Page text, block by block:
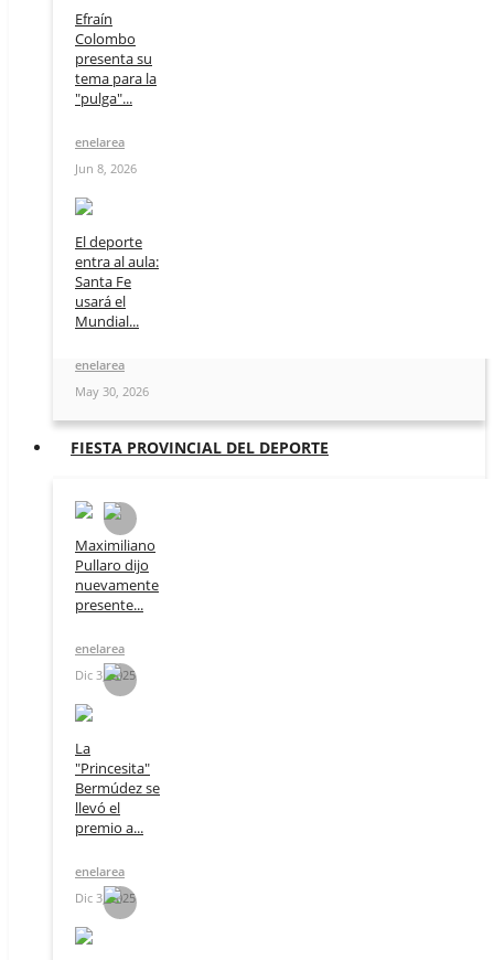
Efraín
Colombo
presenta su
tema para la
"pulga"...
enelarea
Jun 8, 2026
El deporte
entra al aula:
Santa Fe
usará el
Mundial...
enelarea
May 30, 2026
FIESTA PROVINCIAL DEL DEPORTE
Maximiliano
Pullaro dijo
nuevamente
presente...
enelarea
Dic 3, 2025
La
"Princesita"
Bermúdez se
llevó el
premio a...
enelarea
Dic 3, 2025